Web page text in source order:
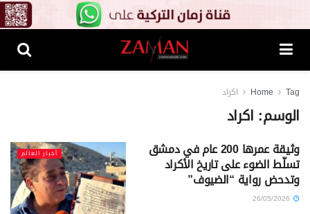
Home Tag اكراد
الوسم: اكراد
أخبار العالم وثيقة عمرها 200 عام في دمشق
تسلّط الضوء على تاريخ الأكراد
وتدحض رواية “الضيوف”